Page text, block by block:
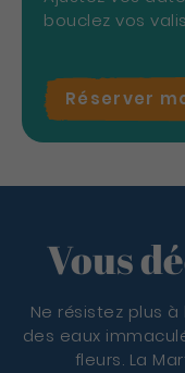
bouclez vos
Réserver
Vous
Ne résistez plus
des eaux
fleurs. La